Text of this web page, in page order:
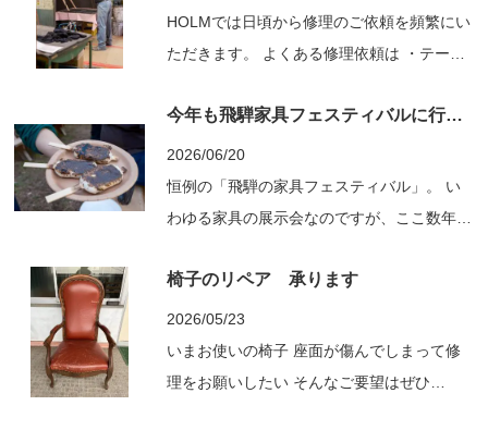
ザイン・価格、この辺りが比較検討される要
素だと思います。 なかなかこの接合部分を
HOLMでは日頃から修理のご依頼を頻繁にい
ただきます。 よくある修理依頼は ・テーブ
り替え（布張り&ペーパーコード） 圧倒的に
この2点が多いです。 良いものを長く使われ
ている方が多く、 構造自体が壊れている事
は少ないですが 座面で言うと布やウレタ
今年も飛騨家具フェスティバルに行ってきました！
2026/06/20
恒例の「飛騨の家具フェスティバル」。 い
わゆる家具の展示会なのですが、ここ数年は
れたりと 交流させていただく方々も、メー
カーの営業の方や小売店さんが主だったとこ
ろから、 工場の職人さんや個人作家さん、
デザイナーさん、製材所の方、林業関連の方
椅子のリペア 承ります
2026/05/23
いまお使いの椅子 座面が傷んでしまって修
理をお願いしたい そんなご要望はぜひ